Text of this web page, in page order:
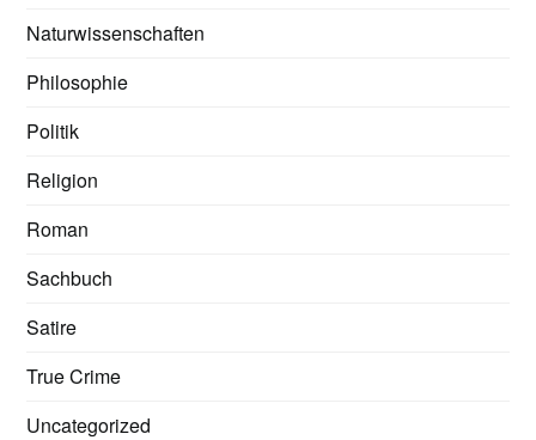
Naturwissenschaften
Philosophie
Politik
Religion
Roman
Sachbuch
Satire
True Crime
Uncategorized